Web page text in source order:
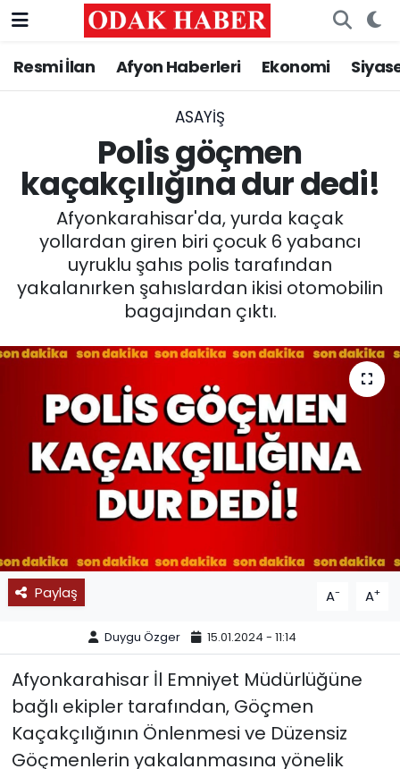
Resmi İlan Afyon Haberleri Ekonomi
ASAYİŞ
Polis göçmen
kaçakçılığına dur dedi!
Afyonkarahisar'da, yurda kaçak
yollardan giren biri çocuk 6 yabancı
uyruklu şahıs polis tarafından
yakalanırken şahıslardan ikisi otomobilin
bagajından çıktı.
Paylaş A- A+
Duygu Özger 15.01.2024 - 11:14
Afyonkarahisar İl Emniyet Müdürlüğüne
bağlı ekipler tarafından, Göçmen
Kaçakçılığının Önlenmesi ve Düzensiz
Göçmenlerin yakalanmasına yönelik
AFYONKARAHİSAR HABERLERİ
ASAYİŞ
GÜNCEL
SİYASET
EĞİTİM
MAGAZİN
SAĞLIK
SPOR
11:11 MANŞET
Nöbetçi Eczaneler
Trafik Durumu
Süper Lig Puan Durumu ve Fikstür
Tüm Manşetler
Son Dakika Haberleri
Haber Arşivi